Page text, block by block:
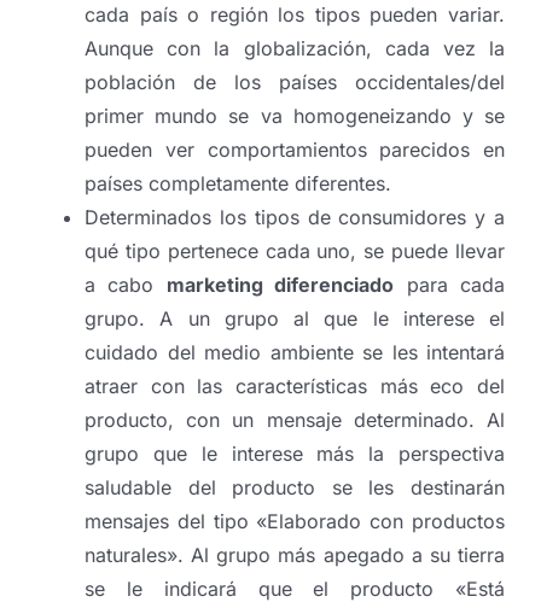
cada país o región los tipos pueden variar.
Aunque con la globalización, cada vez la
población de los países occidentales/del
primer mundo se va homogeneizando y se
pueden ver comportamientos parecidos en
países completamente diferentes.
Determinados los tipos de consumidores y a
qué tipo pertenece cada uno, se puede llevar
a cabo marketing diferenciado para cada
grupo. A un grupo al que le interese el
cuidado del medio ambiente se les intentará
atraer con las características más eco del
producto, con un mensaje determinado. Al
grupo que le interese más la perspectiva
saludable del producto se les destinarán
mensajes del tipo «Elaborado con productos
naturales». Al grupo más apegado a su tierra
se le indicará que el producto «Está